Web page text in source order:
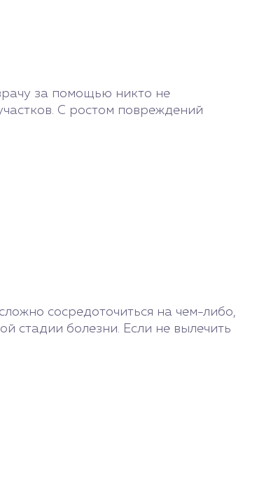
за помощью никто не
С ростом повреждений
сосредоточиться на чем-либо,
стадии болезни. Если не вылечить